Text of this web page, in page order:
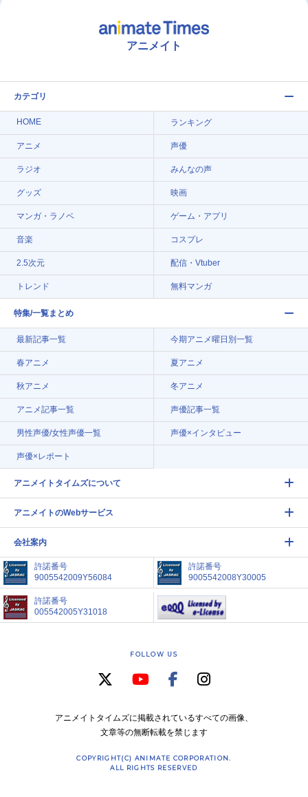
アニメイト
カテゴリ
HOME ランキング
アニメ 声優
ラジオ みんなの声
グッズ 映画
マンガ・ラノベ ゲーム・アプリ
音楽 コスプレ
2.5次元 配信・Vtuber
トレンド 無料マンガ
特集/一覧まとめ
最新記事一覧 今期アニメ曜日別一覧
春アニメ 夏アニメ
秋アニメ 冬アニメ
アニメ記事一覧 声優記事一覧
男性声優/女性声優一覧 声優×インタビュー
声優×レポート
アニメイトタイムズについて
アニメイトのWebサービス
会社案内
許諾番号
9005542009Y56084
許諾番号
9005542008Y30005
許諾番号
005542005Y31018
FOLLOW US
アニメイトタイムズに掲載されているすべての画像、
文章等の無断転載を禁じます
COPYRIGHT(C) ANIMATE CORPORATION.
ALL RIGHTS RESERVED